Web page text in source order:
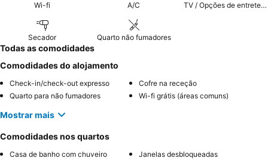
Wi-fi A/C TV / Opções de entretenimento
Secador Quarto não fumadores
Todas as comodidades
Comodidades do alojamento
Check-in/check-out expresso
Cofre na receção
Quarto para não fumadores
Wi-fi grátis (áreas comuns)
Mostrar mais
Comodidades nos quartos
Casa de banho com chuveiro
Janelas desbloqueadas